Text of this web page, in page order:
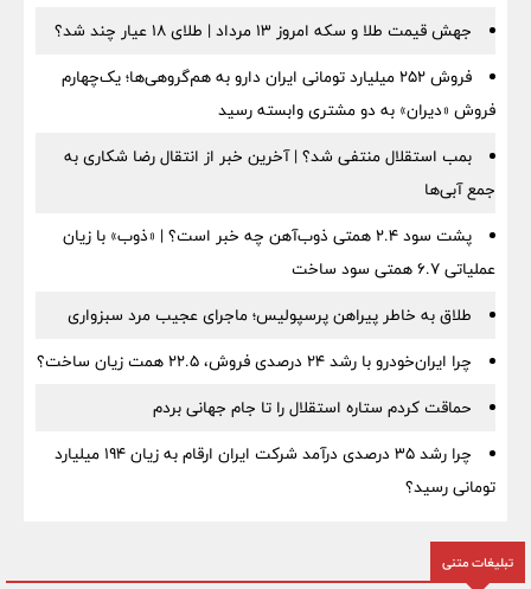
جهش قیمت طلا و سکه امروز ۱۳ مرداد | طلای ۱۸ عیار چند شد؟
فروش ۲۵۲ میلیارد تومانی ایران دارو به هم‌گروهی‌ها؛ یک‌چهارم
فروش «دیران» به دو مشتری وابسته رسید
بمب استقلال منتفی شد؟ | آخرین خبر از انتقال رضا شکاری به
جمع آبی‌ها
پشت سود ۲.۴ همتی ذوب‌آهن چه خبر است؟ | «ذوب» با زیان
عملیاتی ۶.۷ همتی سود ساخت
طلاق به خاطر پیراهن پرسپولیس؛ ماجرای عجیب مرد سبزواری
چرا ایران‌خودرو با رشد ۲۴ درصدی فروش، ۲۲.۵ همت زیان ساخت؟
حماقت کردم ستاره استقلال را تا جام جهانی بردم
چرا رشد ۳۵ درصدی درآمد شرکت ایران ارقام به زیان ۱۹۴ میلیارد
تومانی رسید؟
تبلیغات متنی